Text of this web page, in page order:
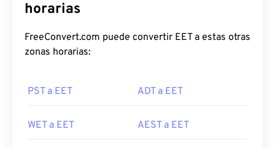
horarias
FreeConvert.com puede convertir EET a estas otras
zonas horarias:
PST a EET ADT a EET
WET a EET AEST a EET